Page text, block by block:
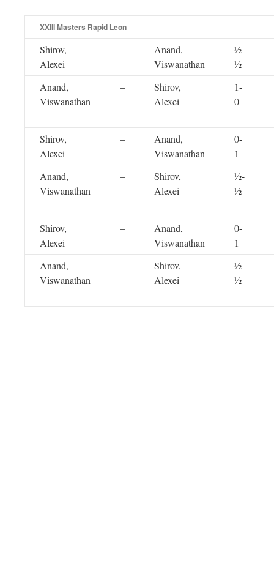
XXIII Masters Rapid Leon
Shirov,
Alexei
–
Anand,
Viswanathan
½-
½
Anand,
Viswanathan
–
Shirov,
Alexei
1-
0
Shirov,
Alexei
–
Anand,
Viswanathan
0-
1
Anand,
Viswanathan
–
Shirov,
Alexei
½-
½
Shirov,
Alexei
–
Anand,
Viswanathan
0-
1
Anand,
Viswanathan
–
Shirov,
Alexei
½-
½